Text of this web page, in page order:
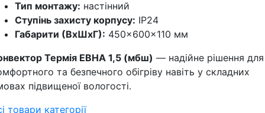
Тип монтажу: настінний
Ступінь захисту корпусу: IP24
Габарити (ВхШхГ): 450×600×110 мм
Термія ЕВНА 1,5 (мбш) — надійне рішення для
та безпечного обігріву навіть у складних
підвищеної вологості.
товари категорії